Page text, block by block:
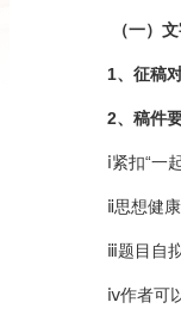
（一）
1、征稿
2、稿件
ⅰ紧扣“一起
ⅱ思想健康，
ⅲ题目自拟，
ⅳ作者可以结